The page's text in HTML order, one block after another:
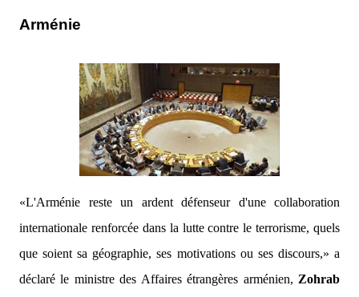
Arménie
«L'Arménie reste un ardent défenseur d'une collaboration
internationale renforcée dans la lutte contre le terrorisme, quels
que soient sa géographie, ses motivations ou ses discours,» a
déclaré le ministre des Affaires étrangères arménien, Zohrab